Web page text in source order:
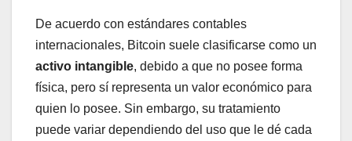
De acuerdo con estándares contables
internacionales, Bitcoin suele clasificarse como un
activo intangible, debido a que no posee forma
física, pero sí representa un valor económico para
quien lo posee. Sin embargo, su tratamiento
puede variar dependiendo del uso que le dé cada